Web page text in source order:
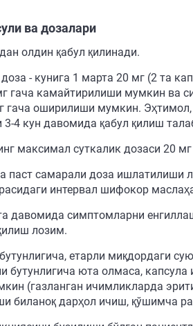
ва дозалари
олдин қабул қилинади.
- кунига 1 марта 20 мг (2 та
гача камайтирилиши мумкин ва
гача оширилиши мумкин.
3-4 кун давомида қабул қилиш
максимал суткалик дозаси 20
паст самарали доза ишлатилиши
интервал шифокор
давомида симптомларни
лозим.
етарли миқдордаги
бутунлигича юта олмаса,
(газланган ичимликларда
биланоқ дарҳол ичиш, қўшимча